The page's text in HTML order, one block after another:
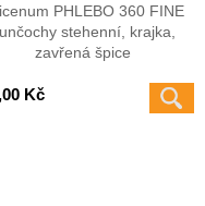
PHLEBO 360 FINE
stehenní, krajka,
zavřená špice
Kč